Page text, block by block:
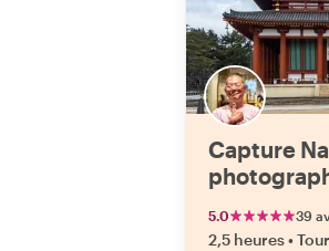
Capture
5.0 39
2,5 heures•